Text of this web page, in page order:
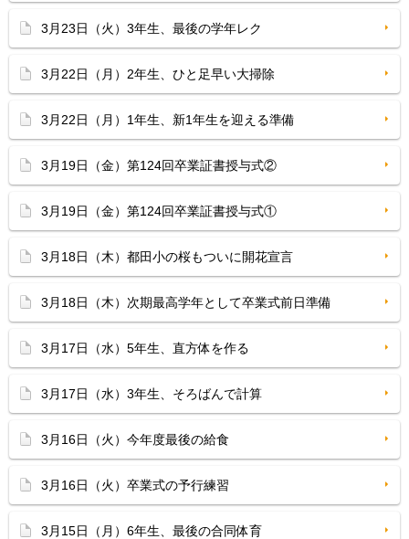
3月23日（火）3年生、最後の学年レク
3月22日（月）2年生、ひと足早い大掃除
3月22日（月）1年生、新1年生を迎える準備
3月19日（金）第124回卒業証書授与式②
3月19日（金）第124回卒業証書授与式①
3月18日（木）都田小の桜もついに開花宣言
3月18日（木）次期最高学年として卒業式前日準備
3月17日（水）5年生、直方体を作る
3月17日（水）3年生、そろばんで計算
3月16日（火）今年度最後の給食
3月16日（火）卒業式の予行練習
3月15日（月）6年生、最後の合同体育